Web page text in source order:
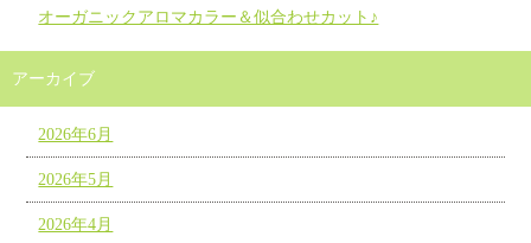
オーガニックアロマカラー＆似合わせカット♪
アーカイブ
2026年6月
2026年5月
2026年4月